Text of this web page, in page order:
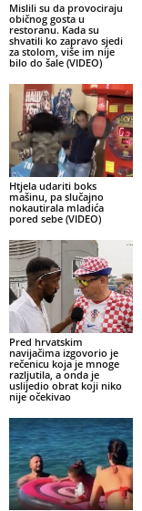
Mislili su da provociraju
običnog gosta u
restoranu. Kada su
shvatili ko zapravo sjedi
za stolom, više im nije
bilo do šale (VIDEO)
Htjela udariti boks
mašinu, pa slučajno
nokautirala mladića
pored sebe (VIDEO)
Pred hrvatskim
navijačima izgovorio je
rečenicu koja je mnoge
razljutila, a onda je
uslijedio obrat koji niko
nije očekivao